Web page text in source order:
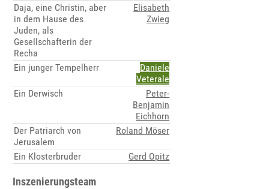
Daja, eine Christin, aber
in dem Hause des
Juden, als
Gesellschafterin der
Recha
Elisabeth
Zwieg
Ein junger Tempelherr
Daniele
Veterale
Ein Derwisch
Peter-
Benjamin
Eichhorn
Der Patriarch von
Jerusalem
Roland Möser
Ein Klosterbruder Gerd Opitz
Inszenierungsteam